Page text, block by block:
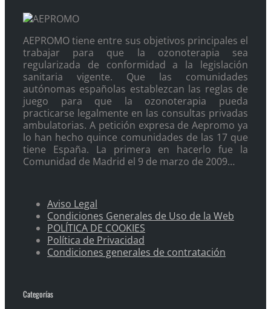
AEPROMO tiene entre sus objetivos principales el
trabajar para que la ozonoterapia sea
regularizada de conformidad a la legislación
sanitaria vigente. Que las comunidades
autónomas españolas establezcan las reglas de
juego para que la ozonoterapia pueda
practicarse legalmente en las consultas privadas
ambulatorias. A petición expresa de Aepromo ya
lo han hecho quince comunidades de las 17 que
tiene España. La primera en hacerlo fue la
Comunidad de Madrid el 9 de marzo de 2009…
Aviso Legal
Condiciones Generales de Uso de la Web
POLÍTICA DE COOKIES
Política de Privacidad
Condiciones generales de contratación
Categorías